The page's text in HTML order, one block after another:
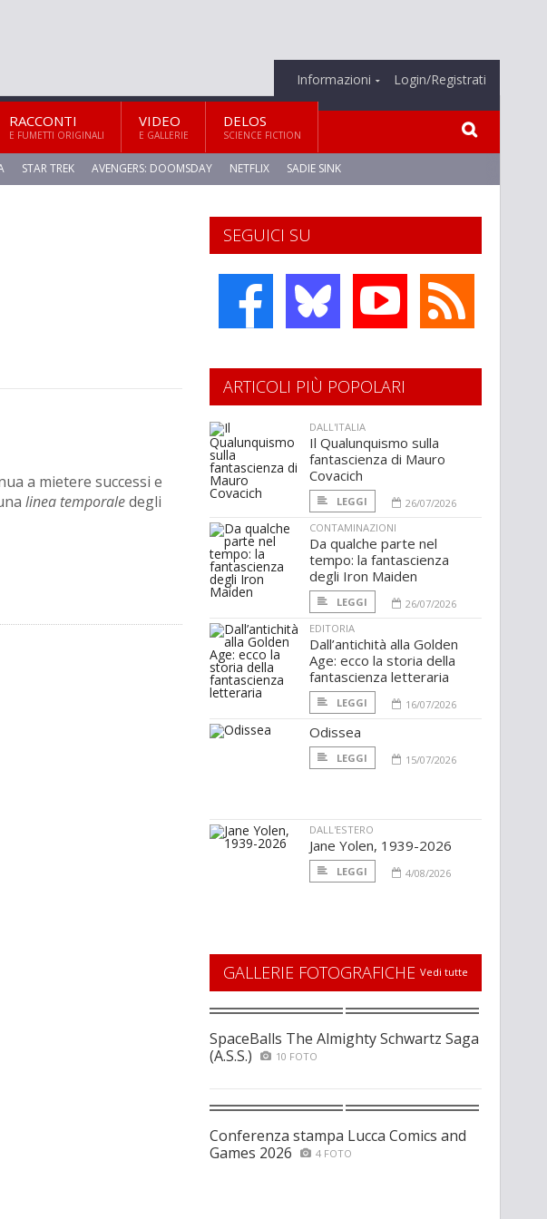
Informazioni Login/Registrati
RACCONTI
E FUMETTI ORIGINALI
VIDEO
E GALLERIE
DELOS
SCIENCE FICTION
STAR TREK AVENGERS: DOOMSDAY NETFLIX SADIE SINK
a mietere successi e
linea temporaledegli
SEGUICI SU
ARTICOLI PIÙ POPOLARI
DALL'ITALIA
Il Qualunquismo sulla
fantascienza di Mauro
Covacich
LEGGI
26/07/2026
CONTAMINAZIONI
Da qualche parte nel
tempo: la fantascienza
degli Iron Maiden
LEGGI
26/07/2026
EDITORIA
Dall’antichità alla Golden
Age: ecco la storia della
fantascienza letteraria
LEGGI 16/07/2026
Odissea
LEGGI 15/07/2026
DALL'ESTERO
Jane Yolen, 1939-2026
LEGGI 4/08/2026
GALLERIE FOTOGRAFICHE Vedi tutte
SpaceBalls The Almighty Schwartz Saga
(A.S.S.)
10 FOTO
Conferenza stampa Lucca Comics and
Games 2026
4 FOTO